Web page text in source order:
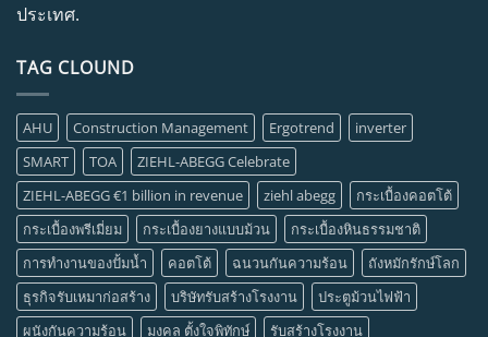
ประเทศ.
TAG CLOUND
AHU Construction Management Ergotrend
inverter
SMART
TOA
ZIEHL-ABEGG Celebrate
ZIEHL-ABEGG €1 billion in revenue
ziehl abegg
กระเบื้องคอตโต้
กระเบื้องพรีเมี่ยม
กระเบื้องยางแบบม้วน
กระเบื้องหินธรรมชาติ
การทำงานของปั้มน้ำ
คอตโต้ ฉนวนกันความร้อน
ถังหมักรักษ์โลก
ธุรกิจรับเหมาก่อสร้าง
บริษัทรับสร้างโรงงาน
ประตูม้วนไฟฟ้า
ผนังกันความร้อน
มงคล ตั้งใจพิทักษ์
รับสร้างโรงงาน